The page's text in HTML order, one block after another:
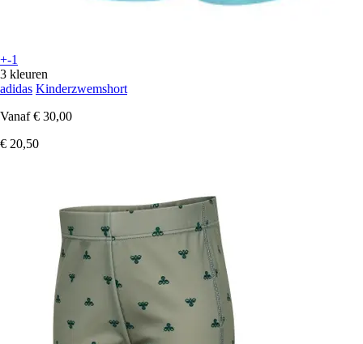
+-1
3 kleuren
adidas Kinderzwemshort
Vanaf € 30,00
€ 20,50